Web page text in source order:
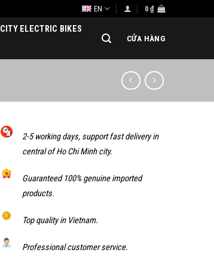
EN 0 ₫
CITY ELECTRIC BIKES
CỬA HÀNG
2-5 working days, support fast delivery in
central of Ho Chi Minh city.
Guaranteed 100% genuine imported
products.
Top quality in Vietnam.
Professional customer service.